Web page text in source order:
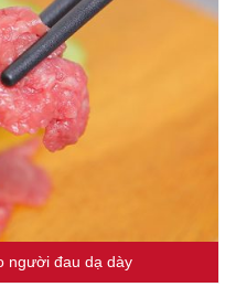
người đau dạ dày